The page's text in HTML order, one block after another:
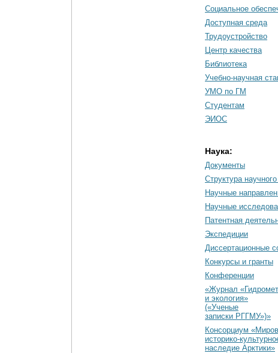
Социальное
Доступная среда
Трудоустройство
Центр качества
Библиотека
Учебно-научная
УМО по ГМ
Студентам
ЭИОС
Наука:
Документы
Cтруктура
Научные
Научные
Патентная
Экспедиции
Диссертационные
Конкурсы и гранты
Конференции
«Журнал
и экология»
(«Ученые
записки РГГМУ»)»
Консорциум
историко-
наследие Арктики»